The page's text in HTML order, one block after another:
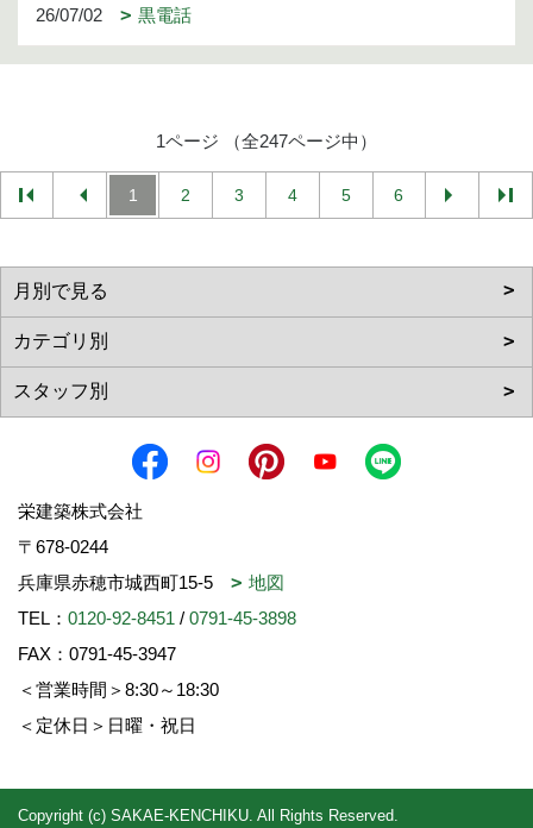
26/07/02 黒電話
1ページ （全247ページ中）
1 2 3 4 5 6
栄建築株式会社
〒678-0244
兵庫県赤穂市城西町15-5
地図
TEL： 0120-92-8451 / 0791-45-3898
FAX：0791-45-3947
＜営業時間＞8:30～18:30
＜定休日＞日曜・祝日
Copyright (c) SAKAE-KENCHIKU. All Rights Reserved.